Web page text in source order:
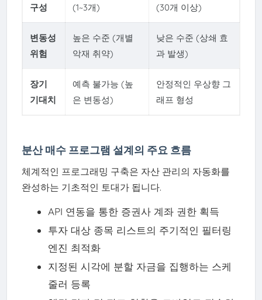
구성
(1~3개)
(30개 이상)
변동성
위험
높은 수준 (개별
악재 취약)
낮은 수준 (상쇄 효
과 발생)
장기
기대치
예측 불가능 (높
은 변동성)
안정적인 우상향 그
래프 형성
분산 매수 프로그램 설계의 주요 흐름
체계적인 프로그래밍 구축은 자산 관리의 자동화를
완성하는 기초적인 토대가 됩니다.
API 연동을 통한 증권사 계좌 권한 획득
투자 대상 종목 리스트의 주기적인 필터링
엔진 최적화
지정된 시각에 분할 자금을 집행하는 스케
줄러 등록